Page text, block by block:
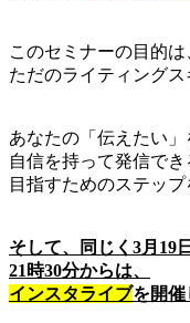
このセミナーの目的は
ただのライティングス
あなたの「伝えたい」
自信を持って発信でき
目指すためのステップ
そして、同じく3月19
21時30分からは、
インスタライブを開催